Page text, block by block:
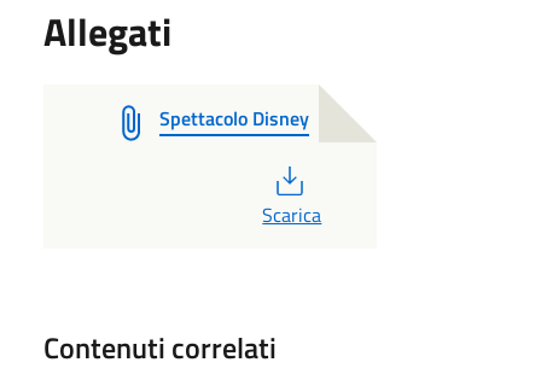
Allegati
Spettacolo Disney
Scarica
Contenuti correlati